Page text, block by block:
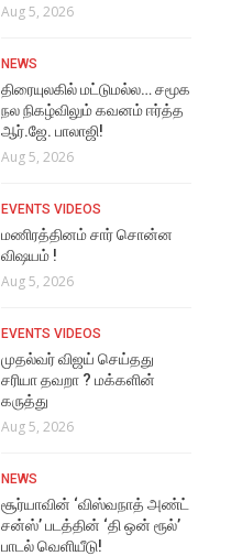
Aug 5, 2026
NEWS
திரையுலகில் மட்டுமல்ல… சமூக
நல நிகழ்விலும் கவனம் ஈர்த்த
ஆர்.ஜே. பாலாஜி!
Aug 5, 2026
EVENTS VIDEOS
மணிரத்தினம் சார் சொன்ன
விஷயம் !
Aug 5, 2026
EVENTS VIDEOS
முதல்வர் விஜய் செய்தது
சரியா தவறா ? மக்களின்
கருத்து
Aug 5, 2026
NEWS
சூர்யாவின் ‘விஸ்வநாத் அண்ட்
சன்ஸ்’ படத்தின் ‘தி ஒன் ரூல்’
பாடல் வெளியீடு!